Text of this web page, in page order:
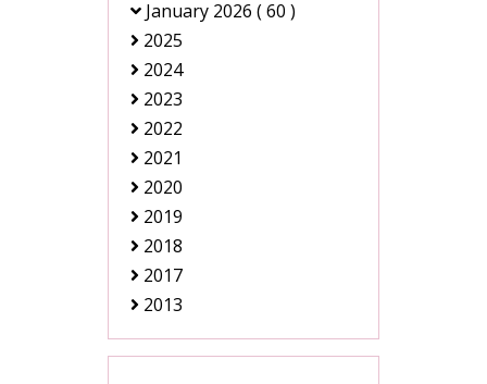
January 2026 ( 60 )
2025
2024
2023
2022
2021
2020
2019
2018
2017
2013